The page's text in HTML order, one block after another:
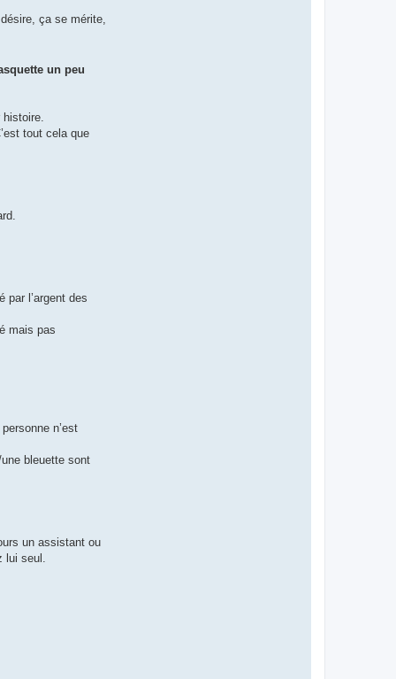
ça se mérite,
un peu
tout cela que
l’argent des
mais pas
n’est
bleuette sont
un assistant ou
seul.